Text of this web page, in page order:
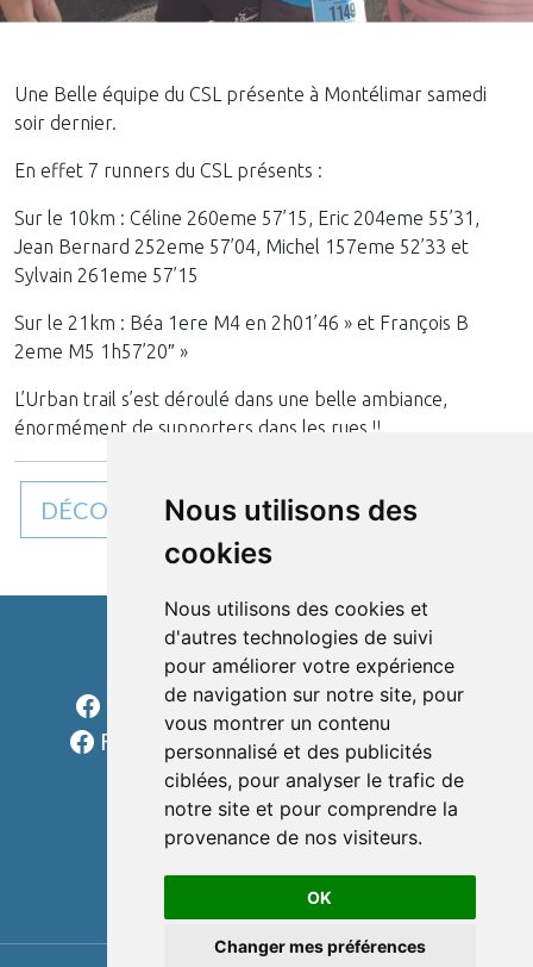
Nous utilisons des
cookies
Nous utilisons des cookies et
d'autres technologies de suivi
pour améliorer votre expérience
de navigation sur notre site, pour
vous montrer un contenu
personnalisé et des publicités
ciblées, pour analyser le trafic de
notre site et pour comprendre la
provenance de nos visiteurs.
OK
Changer mes préférences
Une Belle équipe du CSL présente à Montélimar samedi
soir dernier.
En effet 7 runners du CSL présents :
Sur le 10km : Céline 260eme 57’15, Eric 204eme 55’31,
Jean Bernard 252eme 57’04, Michel 157eme 52’33 et
Sylvain 261eme 57’15
Sur le 21km : Béa 1ere M4 en 2h01’46 » et François B
2eme M5 1h57’20″ »
L’Urban trail s’est déroulé dans une belle ambiance,
énormément de supporters dans les rues !!
DÉCOUVREZ TOUTES NOS ACTUALITÉS
Cléon d'Andran
Facebook Charols Sports Loisirs
Facebook Les rondes charolaises
formulaire
téléphone
e-mail